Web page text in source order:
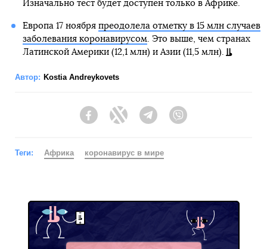
Изначально тест будет доступен только в Африке.
Европа 17 ноября преодолела отметку в 15 млн случаев
заболевания коронавирусом . Это выше, чем странах
Латинской Америки (12,1 млн) и Азии (11,5 млн).
Автор: Kostia Andreykovets
FacebookTwitter Telegram
Теги: Африка коронавирус в мире